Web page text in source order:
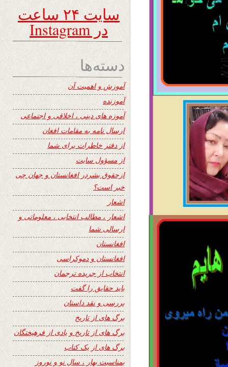
سایت ۲۴ ساعت
در Instagram
دسته‌ها
آموزش و اهمیت آن
آموزنده
آموزه های دینی ، اخلاقی و اجتماعی
ارسال نامه به مقامات افغان
از دفتر خاطرات برای شما
از مسؤول سایت
ازحقوق بشردر افغانستان و جهان چی
خبر است؟
اشعار
اشعار ، مطالب انتخابی ، معلوماتی و
ارسالی شما
افغانستان
افغانستان و دموکراسی
انتخاب از جریده ترجمان
باید حقایق را گفت
بررسی و نقد داستان
برگ های از تاریخ
برگ های از تاریخ و یادی از فرهیختگان
برگ های از یک کتاب
بمناسبت بهار ، سال نو و نوروز